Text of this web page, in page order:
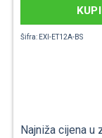
KUPI
Šifra: EXI-ET12A-BS
Najniža cijena u